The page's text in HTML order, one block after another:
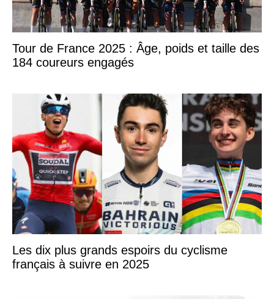
Tour de France 2025 : Âge, poids et taille des
184 coureurs engagés
Les dix plus grands espoirs du cyclisme
français à suivre en 2025